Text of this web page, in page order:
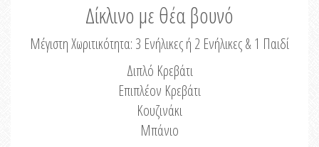
Δίκλινο με θέα βουνό
Μέγιστη Χωριτικότητα: 3 Ενήλικες ή 2 Ενήλικες & 1 Παιδί
Διπλό Κρεβάτι
Επιπλέον Κρεβάτι
Κουζινάκι
Μπάνιο